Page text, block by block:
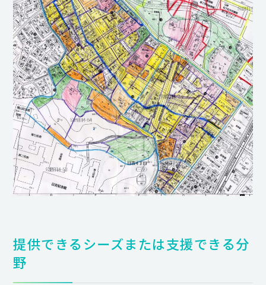
提供できるシーズまたは支援できる分
野